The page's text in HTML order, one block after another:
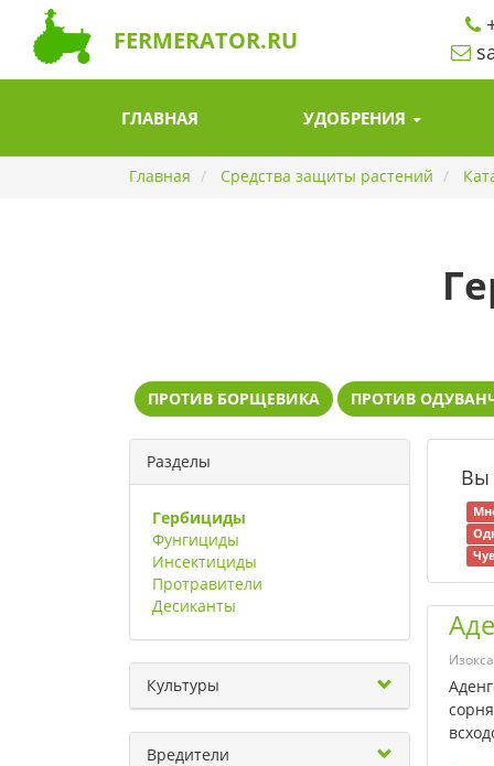
FERMERATOR.RU
ГЛАВНАЯ УДОБРЕНИЯ
Главная Средства защиты растений
ПРОТИВ БОРЩЕВИКА ПРОТИВ
Разделы
Гербициды
Фунгициды
Инсектициды
Протравители
Десиканты
Культуры
Вредители
Вы